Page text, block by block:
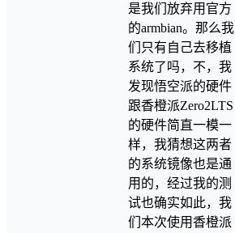
是我们放弃用官方
的armbian。那么我
们只有自己去移植
系统了吗，不，我
发现悟空派的硬件
跟香橙派Zero2LTS
的硬件简直一模一
样，我猜想这两者
的系统镜像也是通
用的，经过我的测
试也确实如此，我
们本次使用香橙派